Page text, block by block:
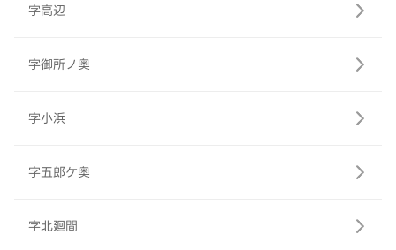
字高辺
字御所ノ奥
字小浜
字五郎ケ奥
字北廻間